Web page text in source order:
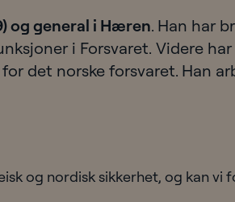
og general i Hæren. Han har
i Forsvaret. Videre
det norske forsvaret. Han
og nordisk sikkerhet, og kan vi